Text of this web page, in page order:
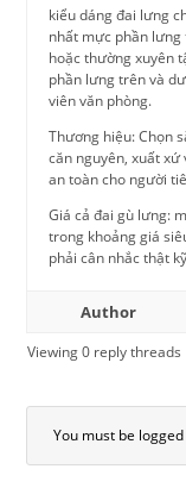
kiểu dáng đai lưng
nhất mực phần lưng
hoặc thường xuyên
phần lưng trên và
viên văn phòng.
Thương hiệu: Chọn
căn nguyên, xuất
an toàn cho người
Giá cả đai gù lưng:
trong khoảng giá
phải cân nhắc thật
Author
Viewing 0 reply threads
You must be